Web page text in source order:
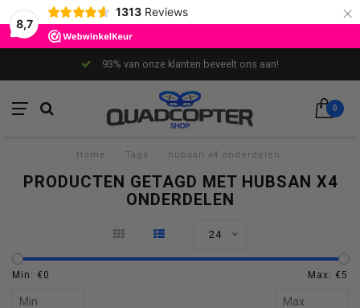
8,7
1313 Reviews ×
93% van onze klanten beveelt ons aan!
0
Home Tags hubsan x4 onderdelen
PRODUCTEN GETAGD MET HUBSAN X4
ONDERDELEN
24
Min: €0 Max: €5